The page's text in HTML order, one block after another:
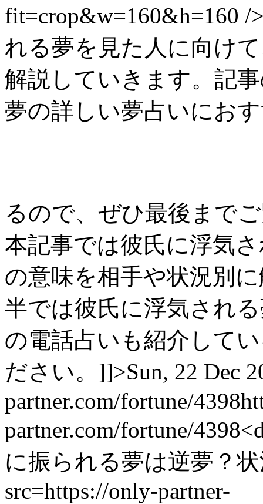
fit=crop&w=160&h=160
れる夢を見た人に向け
解説していきます。記
夢の詳しい夢占いにお
るので、ぜひ最後まで
本記事では彼氏に浮気
の意味を相手や状況別
半では彼氏に浮気され
の電話占いも紹介して
ださい。]]>Sun, 22 Dec
partner.com/fortune/4398
partner.com/fortune/4398
に振られる夢は逆夢？
src=https://only-partner-